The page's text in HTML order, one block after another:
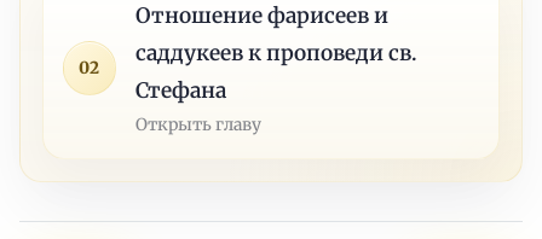
02
Отношение фарисеев и
саддукеев к проповеди св.
Стефана
Открыть главу